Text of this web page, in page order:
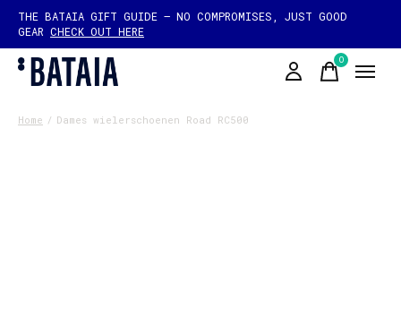
THE BATAIA GIFT GUIDE — NO COMPROMISES, JUST GOOD
GEAR CHECK OUT HERE
0items
Home / Dames wielerschoenen Road RC500